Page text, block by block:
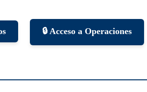
🔒 Acceso a Operaciones